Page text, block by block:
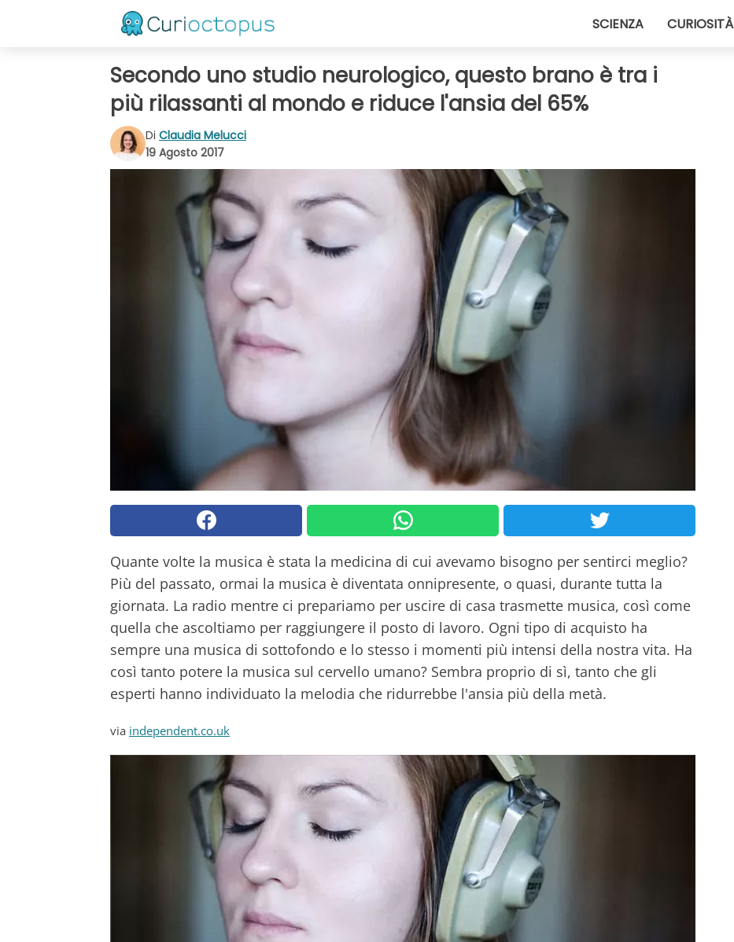
SCIENZA CURIOSITÀ
Secondo uno studio neurologico, questo brano è tra i
più rilassanti al mondo e riduce l'ansia del 65%
Di Claudia Melucci
19 Agosto 2017
Quante volte la musica è stata la medicina di cui avevamo bisogno per sentirci meglio?
Più del passato, ormai la musica è diventata onnipresente, o quasi, durante tutta la
giornata. La radio mentre ci prepariamo per uscire di casa trasmette musica, così come
quella che ascoltiamo per raggiungere il posto di lavoro. Ogni tipo di acquisto ha
sempre una musica di sottofondo e lo stesso i momenti più intensi della nostra vita. Ha
così tanto potere la musica sul cervello umano? Sembra proprio di sì, tanto che gli
esperti hanno individuato la melodia che ridurrebbe l'ansia più della metà.
via independent.co.uk